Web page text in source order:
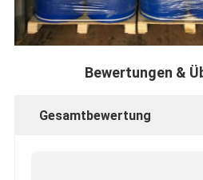
Bewertungen &
Gesamtbewertung